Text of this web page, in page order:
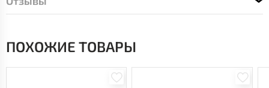
ПОХОЖИЕ ТОВАРЫ